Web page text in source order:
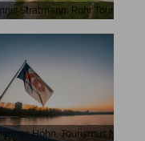
Prinzipalmarkt CC-BY-SA
Höhn, Tourismus NRW
Stratmann, Ruhr